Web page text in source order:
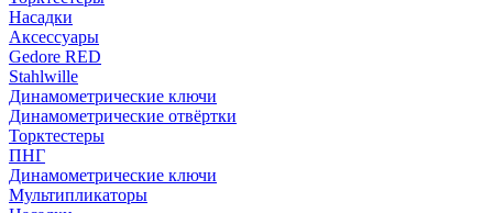
Насадки
Аксессуары
Gedore RED
Stahlwille
Динамометрические ключи
Динамометрические отвёртки
Торктестеры
ПНГ
Динамометрические ключи
Мультипликаторы